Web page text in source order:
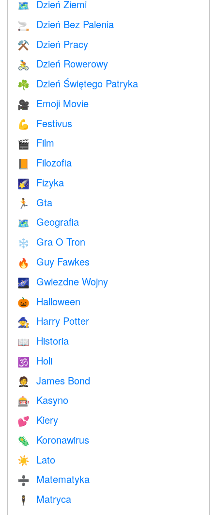
🗺️ Dzień Ziemi
🚬 Dzień Bez Palenia
⚒️ Dzień Pracy
🚴 Dzień Rowerowy
☘️ Dzień Świętego Patryka
🎥 Emoji Movie
💪 Festivus
🎬 Film
📙 Filozofia
🌠 Fizyka
🏃 Gta
🗺 Geografia
❄️ Gra O Tron
🔥 Guy Fawkes
🌌 Gwiezdne Wojny
🎃 Halloween
🧙 Harry Potter
📖 Historia
🕉 Holi
🤵 James Bond
🎰 Kasyno
💕 Kiery
🦠 Koronawirus
☀️ Lato
➗ Matematyka
🕴️ Matryca